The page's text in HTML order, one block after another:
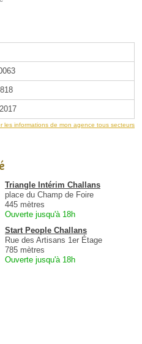
les informations de mon agence tous secteurs
Triangle Intérim Challans
place du Champ de Foire
445 mètres
Ouverte jusqu'à 18h
Start People Challans
Rue des Artisans 1er Étage
785 mètres
Ouverte jusqu'à 18h